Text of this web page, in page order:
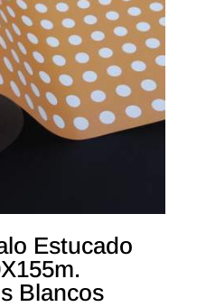
Estucado
Blancos